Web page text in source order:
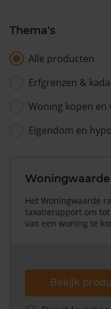
Thema's
Alle producten
Erfgrenzen &
Woning kopen en
Eigendom en
Het Woningwaarde
taxatierapport om
van een woning te
Bekijk